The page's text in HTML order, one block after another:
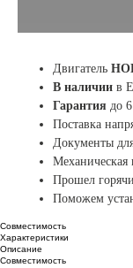
Двигатель
В наличии в
Гарантия до
Поставка
Документы
Механическая
Прошел
Поможем
Совместимость
Характеристики
Описание
Совместимость